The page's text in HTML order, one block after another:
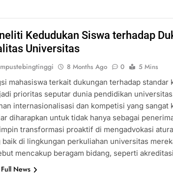
Kedudukan Siswa terhadap
Universitas
8 Months Ago 0
5 Mins
mahasiswa terkait dukungan terhadap standar
prioritas seputar dunia pendidikan
internasionalisasi dan kompetisi yang sangat
diharapkan untuk tidak hanya sebagai
transformasi proaktif di mengadvokasi
baik di lingkungan perkuliahan universitas
mencakup beragam bidang, seperti
News